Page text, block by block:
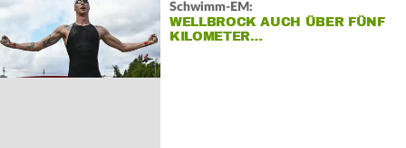
Schwimm-EM:
WELLBROCK AUCH ÜBER FÜNF
KILOMETER…